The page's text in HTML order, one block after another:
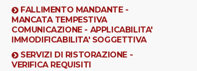
FALLIMENTO MANDANTE -
MANCATA TEMPESTIVA
COMUNICAZIONE - APPLICABILITA'
IMMODIFICABILITA' SOGGETTIVA
SERVIZI DI RISTORAZIONE -
VERIFICA REQUISITI